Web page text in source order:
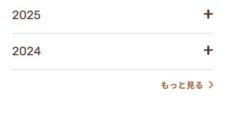
2025
2024
もっと見る